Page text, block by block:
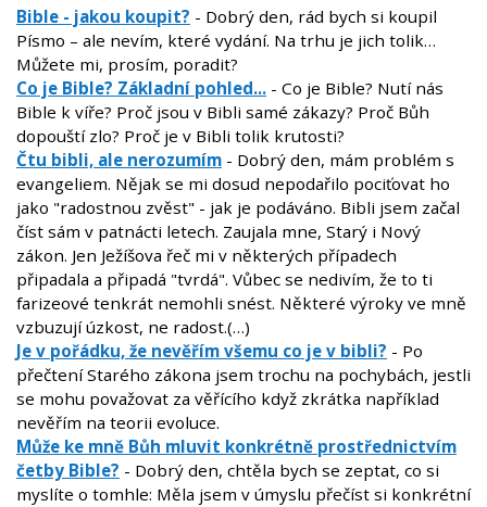
Bible - jakou koupit? - Dobrý den, rád bych si koupil
Písmo – ale nevím, které vydání. Na trhu je jich tolik…
Můžete mi, prosím, poradit?
Co je Bible? Základní pohled... - Co je Bible? Nutí nás
Bible k víře? Proč jsou v Bibli samé zákazy? Proč Bůh
dopouští zlo? Proč je v Bibli tolik krutosti?
Čtu bibli, ale nerozumím - Dobrý den, mám problém s
evangeliem. Nějak se mi dosud nepodařilo pociťovat ho
jako "radostnou zvěst" - jak je podáváno. Bibli jsem začal
číst sám v patnácti letech. Zaujala mne, Starý i Nový
zákon. Jen Ježíšova řeč mi v některých případech
připadala a připadá "tvrdá". Vůbec se nedivím, že to ti
farizeové tenkrát nemohli snést. Některé výroky ve mně
vzbuzují úzkost, ne radost.(…)
Je v pořádku, že nevěřím všemu co je v bibli? - Po
přečtení Starého zákona jsem trochu na pochybách, jestli
se mohu považovat za věřícího když zkrátka například
nevěřím na teorii evoluce.
Může ke mně Bůh mluvit konkrétně prostřednictvím
četby Bible? - Dobrý den, chtěla bych se zeptat, co si
myslíte o tomhle: Měla jsem v úmyslu přečíst si konkrétní